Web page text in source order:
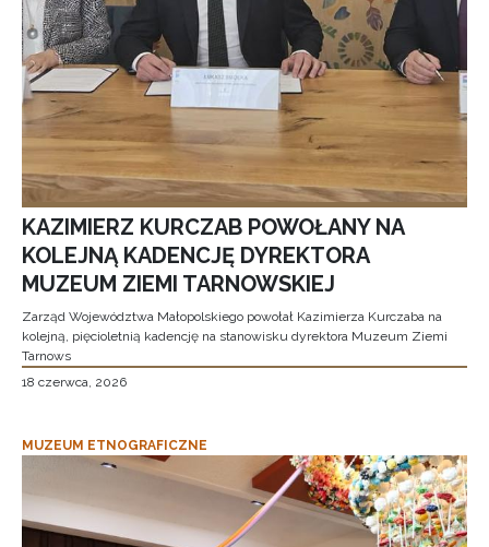
KAZIMIERZ KURCZAB POWOŁANY NA
KOLEJNĄ KADENCJĘ DYREKTORA
MUZEUM ZIEMI TARNOWSKIEJ
Zarząd Województwa Małopolskiego powołał Kazimierza Kurczaba na
kolejną, pięcioletnią kadencję na stanowisku dyrektora Muzeum Ziemi
Tarnows
18 czerwca, 2026
MUZEUM ETNOGRAFICZNE